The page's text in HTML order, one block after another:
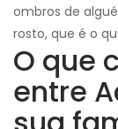
ombros de
rosto, que é o
O que
entre